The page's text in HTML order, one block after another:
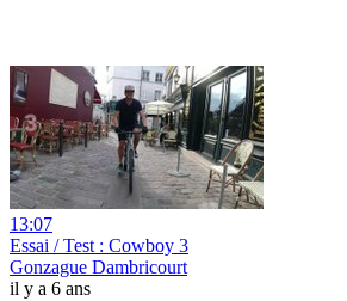
13:07
Essai / Test : Cowboy 3
Gonzague Dambricourt
il y a 6 ans